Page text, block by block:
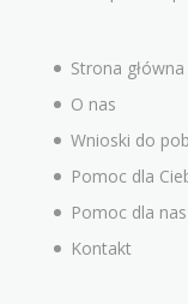
Strona główna
O nas
Wnioski do
Pomoc dla
Pomoc dla nas
Kontakt